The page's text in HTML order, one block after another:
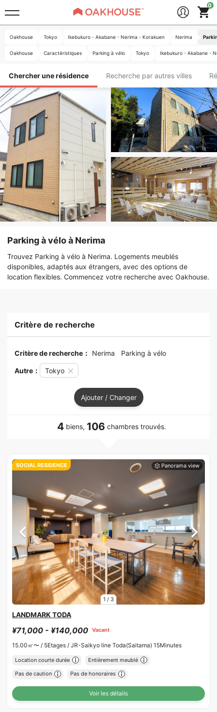
Oakhouse Tokyo Ikebukuro・Akabane・Nerima・Korakuen Nerima
Oakhouse Caractéristiques Parking à vélo Tokyo Ikebukuro・Akabane・
Chercher une résidence Recherche par autres villes
Parking à vélo à Nerima
Trouvez Parking à vélo à Nerima. Logements meublés
disponibles, adaptés aux étrangers, avec des options de
location flexibles. Commencez votre recherche avec Oakhouse.
Critère de recherche
Critère de recherche： Nerima Parking à vélo
Autre： Tokyo
Ajouter / Changer
4 biens, 106 chambres trouvés.
1 / 3
SOCIAL RESIDENCE
LANDMARK TODA
¥71,000 - ¥140,000 Vacant
15.00㎡〜 / 5Etages / JR-Saikyo line Toda(Saitama) 15Minutes
Location courte durée Entièrement meublé
Pas de caution Pas de honoraires
Voir les détails